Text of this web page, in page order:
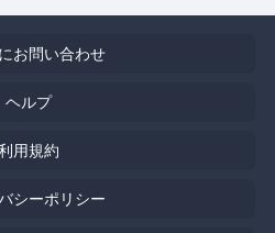
お問い合わせ
ヘルプ
用規約
シーポリシー